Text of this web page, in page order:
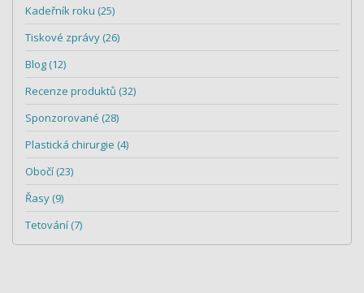
Kadeřník roku (25)
Tiskové zprávy (26)
Blog (12)
Recenze produktů (32)
Sponzorované (28)
Plastická chirurgie (4)
Obočí (23)
Řasy (9)
Tetování (7)